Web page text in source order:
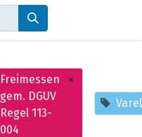
Freimessen
gem. DGUV
Regel 113-
004
×
Varel